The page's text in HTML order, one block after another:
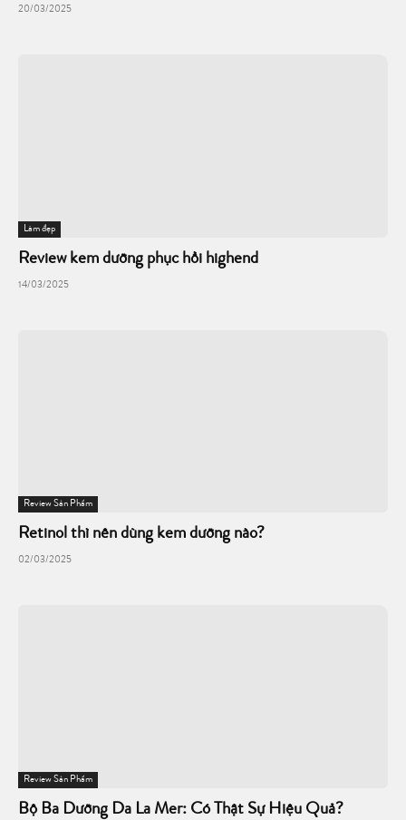
20/03/2025
Làm đẹp
Review kem dưỡng phục hồi highend
14/03/2025
Review Sản Phẩm
Retinol thì nên dùng kem dưỡng nào?
02/03/2025
Review Sản Phẩm
Bộ Ba Dưỡng Da La Mer: Có Thật Sự Hiệu Quả?